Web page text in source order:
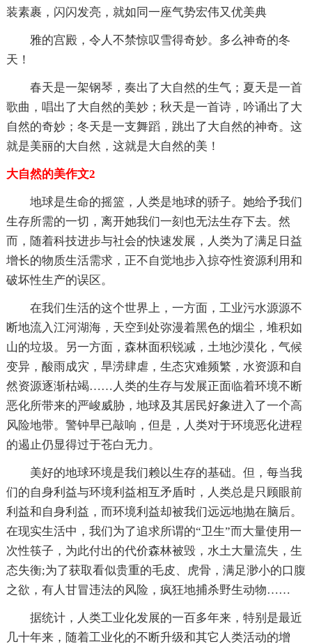
装素裹，闪闪发亮，就如同一座气势宏伟又优美典
雅的宫殿，令人不禁惊叹雪得奇妙。多么神奇的冬
天！
春天是一架钢琴，奏出了大自然的生气；夏天是一首
歌曲，唱出了大自然的美妙；秋天是一首诗，吟诵出了大
自然的奇妙；冬天是一支舞蹈，跳出了大自然的神奇。这
就是美丽的大自然，这就是大自然的美！
大自然的美作文2
地球是生命的摇篮，人类是地球的骄子。她给予我们
生存所需的一切，离开她我们一刻也无法生存下去。然
而，随着科技进步与社会的快速发展，人类为了满足日益
增长的物质生活需求，正不自觉地步入掠夺性资源利用和
破坏性生产的误区。
在我们生活的这个世界上，一方面，工业污水源源不
断地流入江河湖海，天空到处弥漫着黑色的烟尘，堆积如
山的垃圾。另一方面，森林面积锐减，土地沙漠化，气候
变异，酸雨成灾，旱涝肆虐，生态灾难频繁，水资源和自
然资源逐渐枯竭……人类的生存与发展正面临着环境不断
恶化所带来的严峻威胁，地球及其居民好象进入了一个高
风险地带。警钟早已敲响，但是，人类对于环境恶化进程
的遏止仍显得过于苍白无力。
美好的地球环境是我们赖以生存的基础。但，每当我
们的自身利益与环境利益相互矛盾时，人类总是只顾眼前
利益和自身利益，而环境利益却被我们远远地抛在脑后。
在现实生活中，我们为了追求所谓的“卫生”而大量使用一
次性筷子，为此付出的代价森林被毁，水土大量流失，生
态失衡;为了获取看似贵重的毛皮、虎骨，满足渺小的口腹
之欲，有人甘冒违法的风险，疯狂地捕杀野生动物……
据统计，人类工业化发展的一百多年来，特别是最近
几十年来，随着工业化的不断升级和其它人类活动的增